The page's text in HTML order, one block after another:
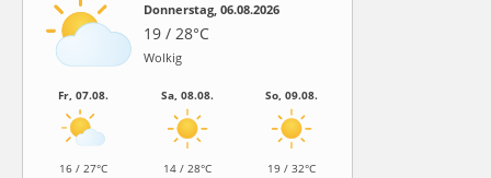
Donnerstag, 06.08.2026
19 / 28°C
Wolkig
Fr, 07.08.
16 / 27°C
Sa, 08.08.
14 / 28°C
So, 09.08.
19 / 32°C